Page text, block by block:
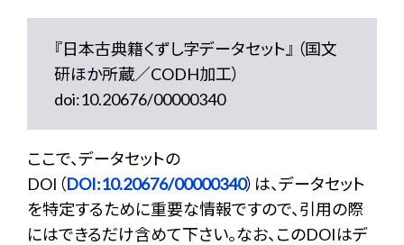
『日本古典籍くずし字データセット』 （国文
研ほか所蔵／CODH加工）
doi:10.20676/00000340
ここで、データセットの
DOI（DOI:10.20676/00000340）は、データセット
を特定するために重要な情報ですので、引用の際
にはできるだけ含めて下さい。なお、このDOIはデ